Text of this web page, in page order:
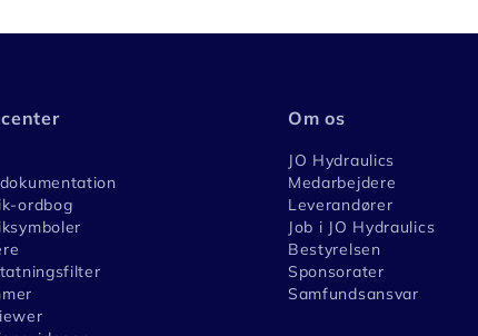
ordbog
Om os
JO Hydraulics
Medarbejdere
Leverandører
Job i JO Hydraulics
Bestyrelsen
Sponsorater
Samfundsansvar